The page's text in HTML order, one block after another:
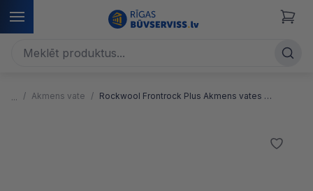
Akmens vate Rockwool Frontrock Plus Akmens vates plāksnes fasādei, zemapmetuma ārsienu siltināšanai